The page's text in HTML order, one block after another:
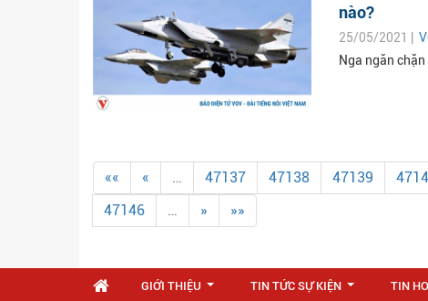
nào?
25/05/2021 |
Nga ngăn
«« « … 47137 47138 47139
47146
… » »»
GIỚI THIỆU TIN TỨC SỰ KIỆN TIN